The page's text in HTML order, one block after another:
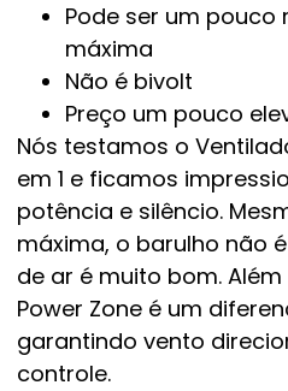
Pode ser um
máxima
Não é bivolt
Preço um pouco
Nós testamos o
em 1 e ficamos
potência e silêncio.
máxima, o barulho não
de ar é muito bom.
Power Zone é um
garantindo vento
controle.